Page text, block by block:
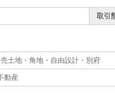
取引
売土地・角地・自由設計・別府
動産